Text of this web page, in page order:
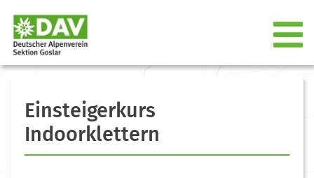
Einsteigerkurs
Indoorklettern